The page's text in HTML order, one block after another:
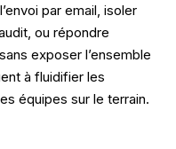
par email, isoler
ou répondre
exposer l’ensemble
à fluidifier les
équipes sur le terrain.